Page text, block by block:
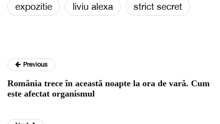
expozitie liviu alexa strict secret
Previous
România trece în această noapte la ora de vară. Cum
este afectat organismul